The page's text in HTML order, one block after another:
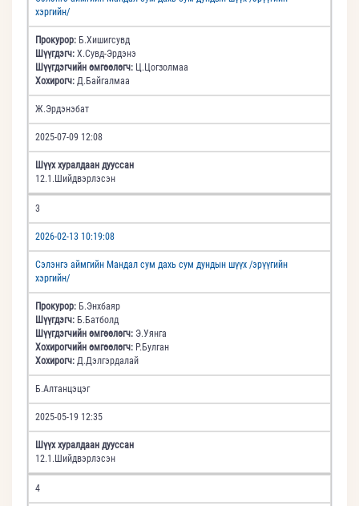
хэргийн/
Прокурор: Б.Хишигсувд
Шүүгдэгч: Х.Сувд-Эрдэнэ
Шүүгдэгчийн өмгөөлөгч: Ц.Цогзолмаа
Хохирогч: Д.Байгалмаа
Ж.Эрдэнэбат
2025-07-09 12:08
Шүүх хуралдаан дууссан
12.1.Шийдвэрлэсэн
3
2026-02-13 10:19:08
Сэлэнгэ аймгийн Мандал сум дахь сум дундын шүүх /эрүүгийн
хэргийн/
Прокурор: Б.Энхбаяр
Шүүгдэгч: Б.Батболд
Шүүгдэгчийн өмгөөлөгч: Э.Уянга
Хохирогчийн өмгөөлөгч: Р.Булган
Хохирогч: Д.Дэлгэрдалай
Б.Алтанцэцэг
2025-05-19 12:35
Шүүх хуралдаан дууссан
12.1.Шийдвэрлэсэн
4